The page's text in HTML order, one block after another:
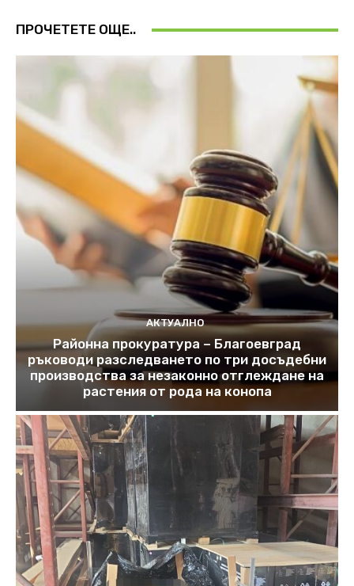
ПРОЧЕТЕТЕ ОЩЕ..
АКТУАЛНО
Районна прокуратура – Благоевград
ръководи разследването по три досъдебни
производства за незаконно отглеждане на
растения от рода на конопа